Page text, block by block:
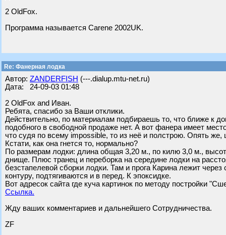
2 OldFox.
Программа называется Carene 2002UK.
Re: Фанерная лодка
Автор: ZANDERFISH (---.dialup.mtu-net.ru)
Дата: 24-09-03 01:48
2 OldFox and Иван.
Ребята, спасибо за Ваши отклики.
Действительно, по материалам подбираешь то, что ближе к
подобного в свободной продаже нет. А вот фанера имеет
что судя по всему impossible, то из неё и полстрою. Опять
Кстати, как она гнется то, нормально?
По размерам лодки: длина общая 3,20 м., по килю 3,0 м.,
днище. Плюс транец и переборка на середине лодки на
безстапелевой сборки лодки. Там и прога Карина лежит
контуру, подтягиваются и в перед. К эпоксидке.
Вот адресок сайта где куча картинок по методу постройки
Ссылка.
Жду ваших комментариев и дальнейшего Сотрудничества.
ZF